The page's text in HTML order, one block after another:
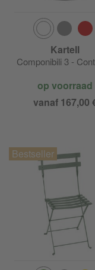
Kartell
Componibili 3 -
op voorraad
vanaf 167,00